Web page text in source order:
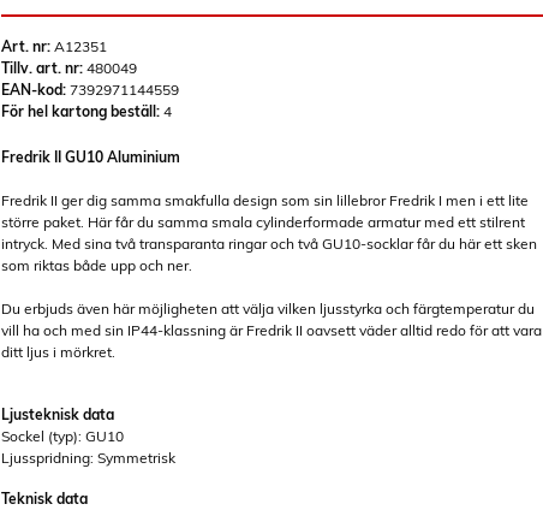
Art. nr: A12351
Tillv. art. nr: 480049
EAN-kod: 7392971144559
För hel kartong beställ: 4
Fredrik II GU10 Aluminium
Fredrik II ger dig samma smakfulla design som sin lillebror Fredrik I men i ett lite
större paket. Här får du samma smala cylinderformade armatur med ett stilrent
intryck. Med sina två transparanta ringar och två GU10-socklar får du här ett sken
som riktas både upp och ner.
Du erbjuds även här möjligheten att välja vilken ljusstyrka och färgtemperatur du
vill ha och med sin IP44-klassning är Fredrik II oavsett väder alltid redo för att vara
ditt ljus i mörkret.
Ljusteknisk data
Sockel (typ): GU10
Ljusspridning: Symmetrisk
Teknisk data